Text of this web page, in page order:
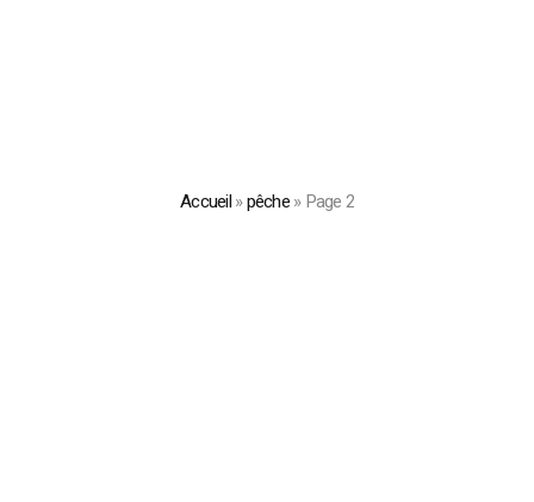
Accueil»pêche»Page 2